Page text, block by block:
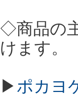
◇商品の
けます。
▶ポカヨ